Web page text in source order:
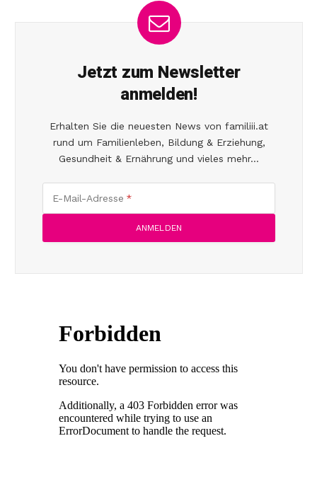
Jetzt zum Newsletter
anmelden!
Erhalten Sie die neuesten News von familiii.at
rund um Familienleben, Bildung & Erziehung,
Gesundheit & Ernährung und vieles mehr...
E-Mail-Adresse